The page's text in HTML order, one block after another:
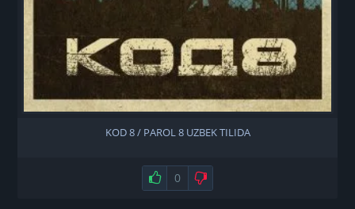
KOD 8 / PAROL 8 UZBEK TILIDA
Нравится
0 Не нравится